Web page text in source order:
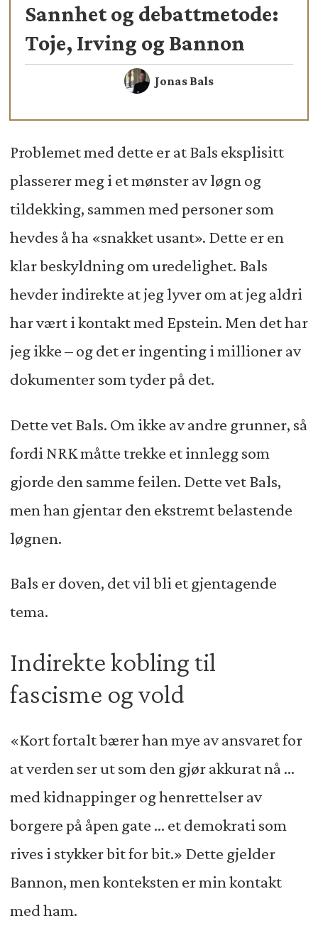
Sannhet og debattmetode:
Toje, Irving og Bannon
Jonas Bals
Problemet med dette er at Bals eksplisitt
plasserer meg i et mønster av løgn og
tildekking, sammen med personer som
hevdes å ha «snakket usant». Dette er en
klar beskyldning om uredelighet. Bals
hevder indirekte at jeg lyver om at jeg aldri
har vært i kontakt med Epstein. Men det har
jeg ikke – og det er ingenting i millioner av
dokumenter som tyder på det.
Dette vet Bals. Om ikke av andre grunner, så
fordi NRK måtte trekke et innlegg som
gjorde den samme feilen. Dette vet Bals,
men han gjentar den ekstremt belastende
løgnen.
Bals er doven, det vil bli et gjentagende
tema.
Indirekte kobling til
fascisme og vold
«Kort fortalt bærer han mye av ansvaret for
at verden ser ut som den gjør akkurat nå …
med kidnappinger og henrettelser av
borgere på åpen gate … et demokrati som
rives i stykker bit for bit.» Dette gjelder
Bannon, men konteksten er min kontakt
med ham.